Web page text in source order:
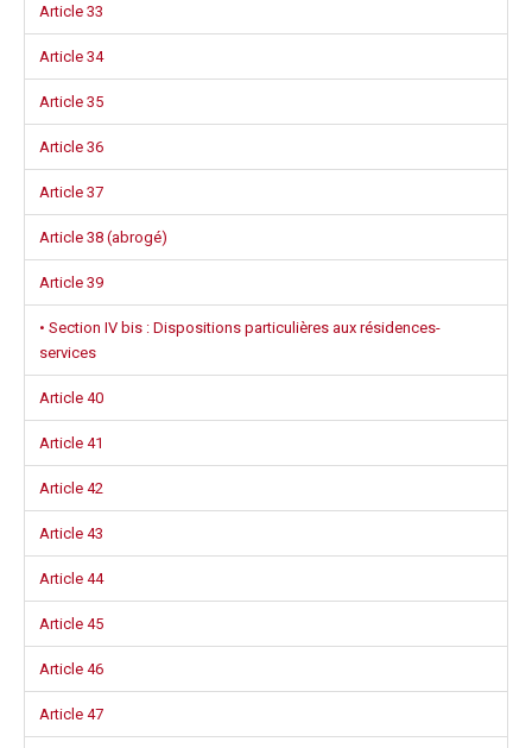
Article 33
Article 34
Article 35
Article 36
Article 37
Article 38 (abrogé)
Article 39
• Section IV bis : Dispositions particulières aux résidences-
services
Article 40
Article 41
Article 42
Article 43
Article 44
Article 45
Article 46
Article 47